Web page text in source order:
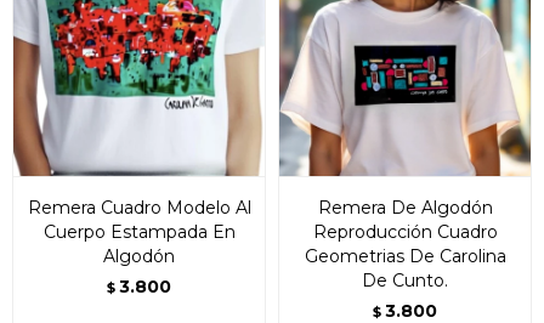
Remera Cuadro Modelo Al
Cuerpo Estampada En
Algodón
$ 3.800
Remera De Algodón
Reproducción Cuadro
Geometrias De Carolina
De Cunto.
$ 3.800